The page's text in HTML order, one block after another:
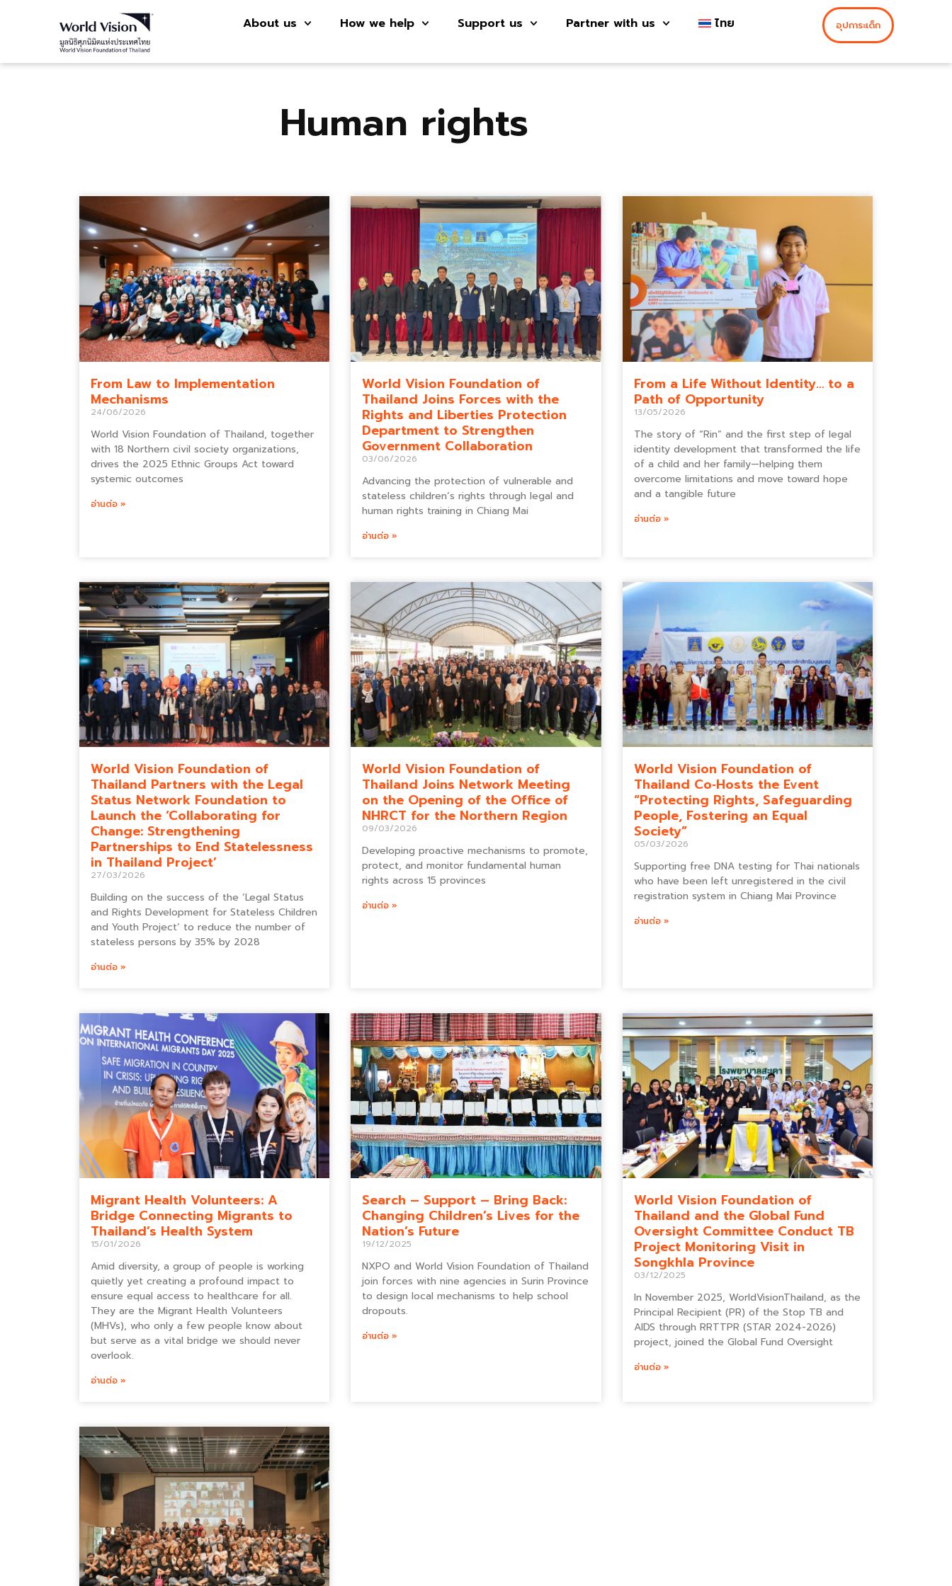
About us How we help Support us Partner with us ไทย อุปการะเด็ก
Human rights
From Law to Implementation
Mechanisms
24/06/2026
World Vision Foundation of Thailand, together
with 18 Northern civil society organizations,
drives the 2025 Ethnic Groups Act toward
systemic outcomes
อ่านต่อ »
World Vision Foundation of
Thailand Joins Forces with the
Rights and Liberties Protection
Department to Strengthen
Government Collaboration
03/06/2026
Advancing the protection of vulnerable and
stateless children’s rights through legal and
human rights training in Chiang Mai
อ่านต่อ »
From a Life Without Identity… to a
Path of Opportunity
13/05/2026
The story of “Rin” and the first step of legal
identity development that transformed the life
of a child and her family—helping them
overcome limitations and move toward hope
and a tangible future
อ่านต่อ »
World Vision Foundation of
Thailand Partners with the Legal
Status Network Foundation to
Launch the ‘Collaborating for
Change: Strengthening
Partnerships to End Statelessness
in Thailand Project’
27/03/2026
Building on the success of the ‘Legal Status
and Rights Development for Stateless Children
and Youth Project’ to reduce the number of
stateless persons by 35% by 2028
อ่านต่อ »
World Vision Foundation of
Thailand Joins Network Meeting
on the Opening of the Office of
NHRCT for the Northern Region
09/03/2026
Developing proactive mechanisms to promote,
protect, and monitor fundamental human
rights across 15 provinces
อ่านต่อ »
World Vision Foundation of
Thailand Co‑Hosts the Event
“Protecting Rights, Safeguarding
People, Fostering an Equal
Society”
05/03/2026
Supporting free DNA testing for Thai nationals
who have been left unregistered in the civil
registration system in Chiang Mai Province
อ่านต่อ »
Migrant Health Volunteers: A
Bridge Connecting Migrants to
Thailand’s Health System
15/01/2026
Amid diversity, a group of people is working
quietly yet creating a profound impact to
ensure equal access to healthcare for all.
They are the Migrant Health Volunteers
(MHVs), who only a few people know about
but serve as a vital bridge we should never
overlook.
อ่านต่อ »
Search – Support – Bring Back:
Changing Children’s Lives for the
Nation’s Future
19/12/2025
NXPO and World Vision Foundation of Thailand
join forces with nine agencies in Surin Province
to design local mechanisms to help school
dropouts.
อ่านต่อ »
World Vision Foundation of
Thailand and the Global Fund
Oversight Committee Conduct TB
Project Monitoring Visit in
Songkhla Province
03/12/2025
In November 2025, WorldVisionThailand, as the
Principal Recipient (PR) of the Stop TB and
AIDS through RRTTPR (STAR 2024-2026)
project, joined the Global Fund Oversight
อ่านต่อ »